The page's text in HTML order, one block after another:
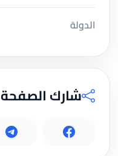
الدولة
شارك الصفحة